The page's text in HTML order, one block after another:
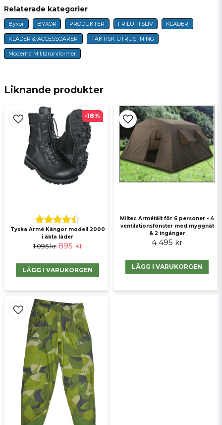
name
Namn
Ja, ni får publicera min fråga
Liknande produkter
Tyska Armé Kängor modell 2000
i äkta läder
1 095 kr 895 kr
LÄGG I VARUKORGEN
-18%
Miltec Armétält för 6 personer - 4
ventilationsfönster med myggnät
& 2 ingångar
4 495 kr
LÄGG I VARUKORGEN
Relaterade kategorier
Byxor BYXOR PRODUKTER FRILUFTSLIV KLÄDER
KLÄDER & ACCESSOARER TAKTISK UTRUSTNING
Moderna Militäruniformer